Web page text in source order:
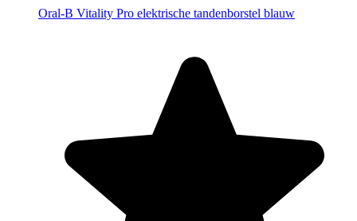
Oral-B Vitality Pro elektrische tandenborstel blauw